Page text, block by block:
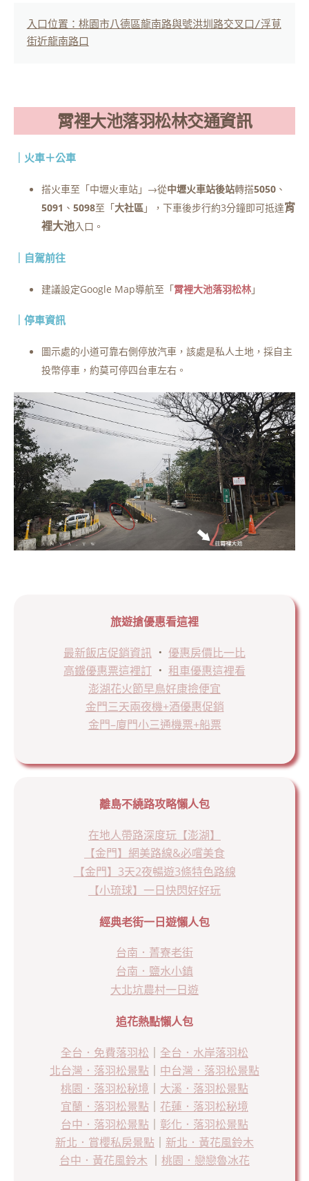
入口位置：桃園市八德區龍南路與號洪圳路交叉口/浮莧
霄裡大池落羽松林交通資訊
｜火車＋公車
搭火車至「中壢火車站」→從中壢火車站後站轉搭5050 、
5091 、 5098至「大社區 」，下車後步行約3分鐘即可抵達宵
裡大池入口。
｜自駕前往
建議設定Google Map導航至「霄裡大池落羽松林 」
｜停車資訊
圖示處的小道可靠右側停放汽車，該處是私人土地，採自主
投幣停車，約莫可停四台車左右。
旅遊搶優惠看這裡
最新飯店促銷資訊 ． 優惠房價比一比
高鐵優惠票這裡訂 ． 租車優惠這裡看
澎湖花火節早鳥好康撿便宜
金門三天兩夜機+酒優惠促銷
金門–廈門小三通機票+船票
離島不繞路攻略懶人包
在地人帶路深度玩【澎湖】
【金門】網美路線&必嚐美食
【金門】3天2夜暢遊3條特色路線
【小琉球】一日快閃好好玩
經典老街一日遊懶人包
台南．菁寮老街
台南．鹽水小鎮
大北坑農村一日遊
追花熱點懶人包
全台．免費落羽松
全台．水岸落羽松
北台灣．落羽松景點
中台灣．落羽松景點
桃園．落羽松秘境
大溪．落羽松景點
宜蘭．落羽松景點
花蓮．落羽松秘境
台中．落羽松景點
彰化．落羽松景點
新北．賞櫻私房景點
新北．黃花風鈴木
台中．黃花風鈴木
桃園．戀戀魯冰花